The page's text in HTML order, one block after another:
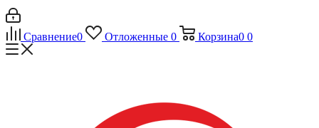
Сравнение0 Отложенные 0 Корзина0 0